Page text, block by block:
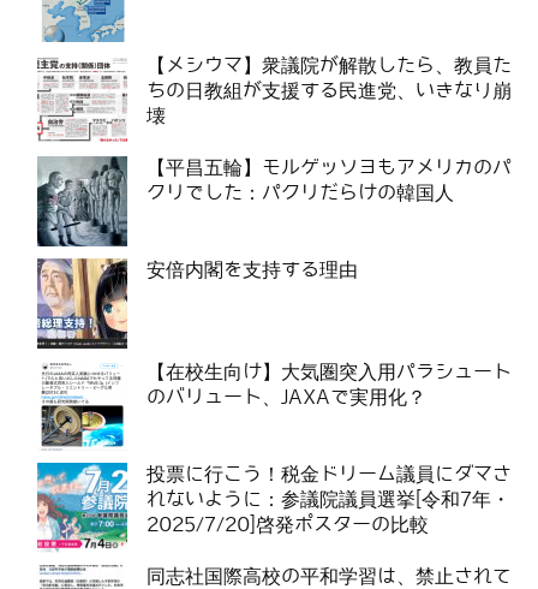
【メシウマ】衆議院が解散したら、教員た
ちの日教組が支援する民進党、いきなり崩
壊
【平昌五輪】モルゲッソヨもアメリカのパ
クリでした：パクリだらけの韓国人
安倍内閣を支持する理由
【在校生向け】大気圏突入用パラシュート
のバリュート、JAXAで実用化？
投票に行こう！税金ドリーム議員にダマさ
れないように：参議院議員選挙[令和7年・
2025/7/20]啓発ポスターの比較
同志社国際高校の平和学習は、禁止されて